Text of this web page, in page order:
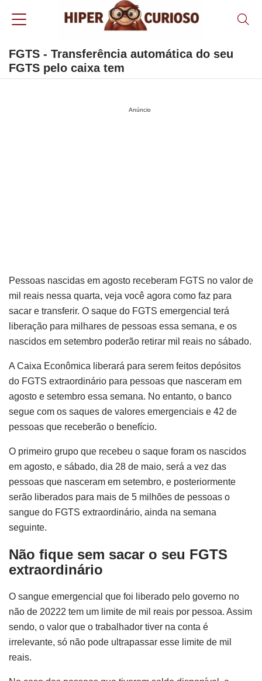
FGTS - Transferência automática do seu
FGTS pelo caixa tem
Anúncio
Pessoas nascidas em agosto receberam FGTS no valor de
mil reais nessa quarta, veja você agora como faz para
sacar e transferir. O saque do FGTS emergencial terá
liberação para milhares de pessoas essa semana, e os
nascidos em setembro poderão retirar mil reais no sábado.
A Caixa Econômica liberará para serem feitos depósitos
do FGTS extraordinário para pessoas que nasceram em
agosto e setembro essa semana. No entanto, o banco
segue com os saques de valores emergenciais e 42 de
pessoas que receberão o benefício.
O primeiro grupo que recebeu o saque foram os nascidos
em agosto, e sábado, dia 28 de maio, será a vez das
pessoas que nasceram em setembro, e posteriormente
serão liberados para mais de 5 milhões de pessoas o
sangue do FGTS extraordinário, ainda na semana
seguinte.
Não fique sem sacar o seu FGTS
extraordinário
O sangue emergencial que foi liberado pelo governo no
não de 20222 tem um limite de mil reais por pessoa. Assim
sendo, o valor que o trabalhador tiver na conta é
irrelevante, só não pode ultrapassar esse limite de mil
reais.